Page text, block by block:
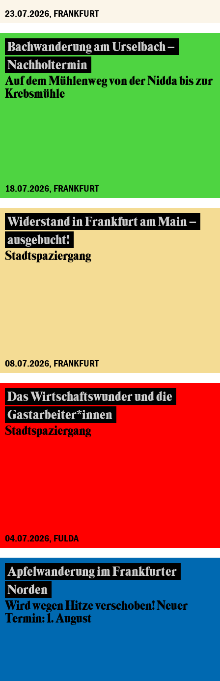
23.07.2026, FRANKFURT
Bachwanderung am Urselbach –
Nachholtermin
Auf dem Mühlenweg von der Nidda bis zur
Krebsmühle
18.07.2026, FRANKFURT
Widerstand in Frankfurt am Main –
ausgebucht!
Stadtspaziergang
08.07.2026, FRANKFURT
Das Wirtschaftswunder und die
Gastarbeiter*innen
Stadtspaziergang
04.07.2026, FULDA
Apfelwanderung im Frankfurter
Norden
Wird wegen Hitze verschoben! Neuer
Termin: 1. August